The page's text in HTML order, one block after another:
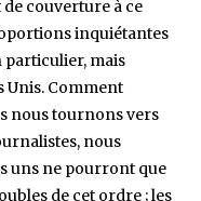
couverture à ce
inquiétantes
particulier, mais
Unis. Comment
nous tournons vers
nous
uns ne pourront que
de cet ordre ; les